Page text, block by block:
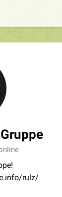
rulz/